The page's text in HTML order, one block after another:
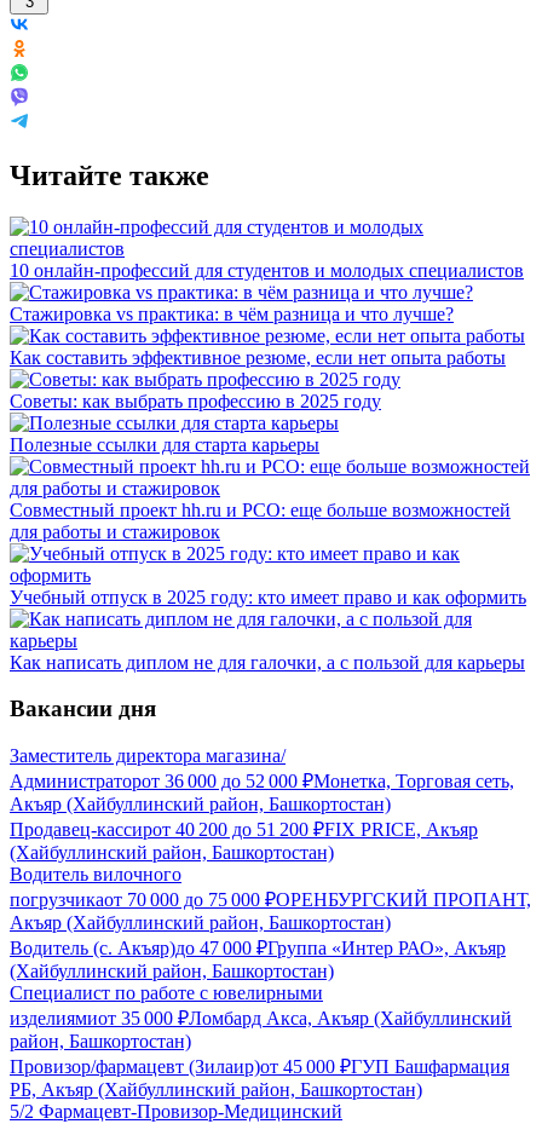
Читайте также
10 онлайн-профессий для студентов и молодых специалистов
Стажировка vs практика: в чём разница и что лучше?
Как составить эффективное резюме, если нет опыта работы
Советы: как выбрать профессию в 2025 году
Полезные ссылки для старта карьеры
Совместный проект hh.ru и РСО: еще больше возможностей
для работы и стажировок
Учебный отпуск в 2025 году: кто имеет право и как оформить
Как написать диплом не для галочки, а с пользой для карьеры
Вакансии дня
Заместитель директора магазина/
Администраторот 36 000 до 52 000 ₽Монетка, Торговая сеть,
Акъяр (Хайбуллинский район, Башкортостан)
Продавец-кассирот 40 200 до 51 200 ₽FIX PRICE, Акъяр
(Хайбуллинский район, Башкортостан)
Водитель вилочного
погрузчикаот 70 000 до 75 000 ₽ОРЕНБУРГСКИЙ ПРОПАНТ,
Акъяр (Хайбуллинский район, Башкортостан)
Водитель (с. Акъяр)до 47 000 ₽Группа «Интер РАО», Акъяр
(Хайбуллинский район, Башкортостан)
Специалист по работе с ювелирными
изделиямиот 35 000 ₽Ломбард Акса, Акъяр (Хайбуллинский
район, Башкортостан)
Провизор/фармацевт (Зилаир)от 45 000 ₽ГУП Башфармация
РБ, Акъяр (Хайбуллинский район, Башкортостан)
5/2 Фармацевт-Провизор-Медицинский